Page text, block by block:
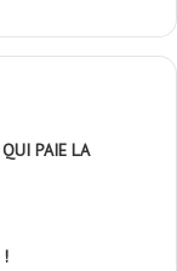
PAIE LA
!